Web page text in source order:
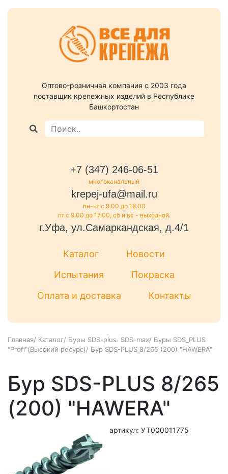
Оптово-розничная компания c 2003 года
поставщик крепежных изделий в Республике
Башкортостан
+7 (347) 246-06-51
многоканальный
krepej-ufa@mail.ru
пн-чт с 9.00 до 18.00
пт с 9.00 до 17.00, сб и вс - выходной.
г.Уфа, ул.Самаркандская, д.4/1
Каталог
Новости
Испытания
Покраска
Оплата и доставка
Контакты
Главная/ Каталог/ Буры SDS-plus. SDS-max/ Буры SDS_PLUS
"Profi"(Высокий ресурс)/ Бур SDS-PLUS 8/265 (200) "HAWERA"
Бур SDS-PLUS 8/265
(200) "HAWERA"
артикул: УТ000011775